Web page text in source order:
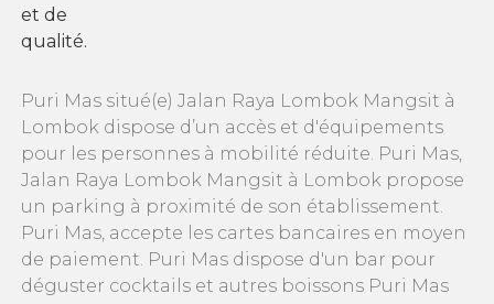
et de
qualité.
Puri Mas situé(e) Jalan Raya Lombok Mangsit à
Lombok dispose d’un accès et d'équipements
pour les personnes à mobilité réduite. Puri Mas,
Jalan Raya Lombok Mangsit à Lombok propose
un parking à proximité de son établissement.
Puri Mas, accepte les cartes bancaires en moyen
de paiement. Puri Mas dispose d'un bar pour
déguster cocktails et autres boissons Puri Mas